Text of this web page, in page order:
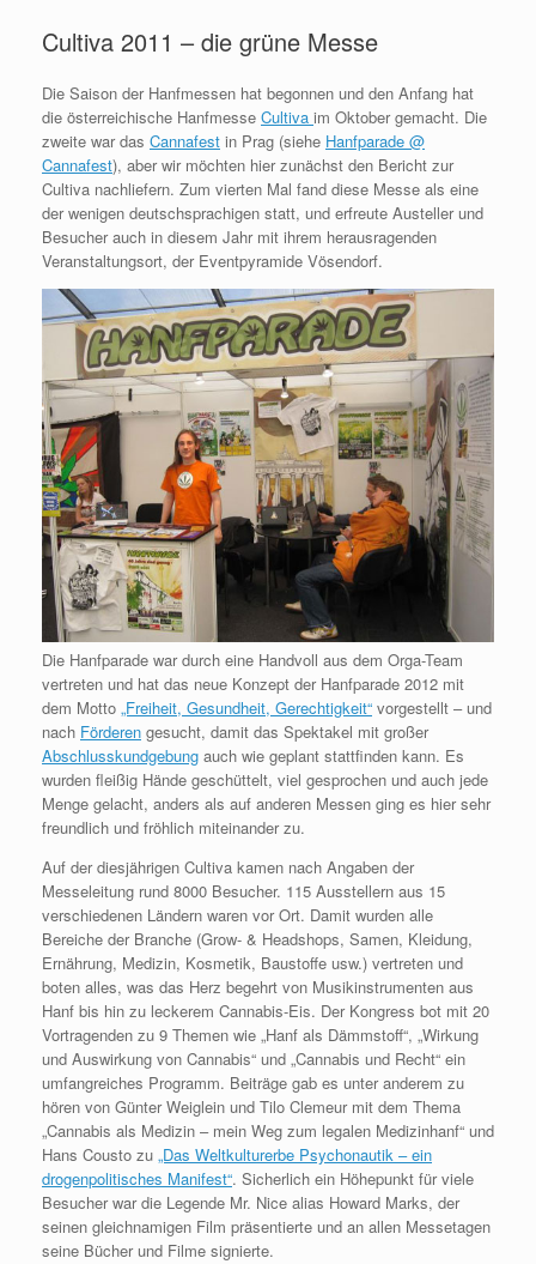
Cultiva 2011 – die grüne Messe
Die Saison der Hanfmessen hat begonnen und den Anfang hat
die österreichische Hanfmesse Cultiva im Oktober gemacht. Die
zweite war das Cannafest in Prag (siehe Hanfparade @
Cannafest), aber wir möchten hier zunächst den Bericht zur
Cultiva nachliefern. Zum vierten Mal fand diese Messe als eine
der wenigen deutschsprachigen statt, und erfreute Austeller und
Besucher auch in diesem Jahr mit ihrem herausragenden
Veranstaltungsort, der Eventpyramide Vösendorf.
Die Hanfparade war durch eine Handvoll aus dem Orga-Team
vertreten und hat das neue Konzept der Hanfparade 2012 mit
dem Motto „Freiheit, Gesundheit, Gerechtigkeit“ vorgestellt – und
nach Förderen gesucht, damit das Spektakel mit großer
Abschlusskundgebung auch wie geplant stattfinden kann. Es
wurden fleißig Hände geschüttelt, viel gesprochen und auch jede
Menge gelacht, anders als auf anderen Messen ging es hier sehr
freundlich und fröhlich miteinander zu.
Auf der diesjährigen Cultiva kamen nach Angaben der
Messeleitung rund 8000 Besucher. 115 Ausstellern aus 15
verschiedenen Ländern waren vor Ort. Damit wurden alle
Bereiche der Branche (Grow- & Headshops, Samen, Kleidung,
Ernährung, Medizin, Kosmetik, Baustoffe usw.) vertreten und
boten alles, was das Herz begehrt von Musikinstrumenten aus
Hanf bis hin zu leckerem Cannabis-Eis. Der Kongress bot mit 20
Vortragenden zu 9 Themen wie „Hanf als Dämmstoff“, „Wirkung
und Auswirkung von Cannabis“ und „Cannabis und Recht“ ein
umfangreiches Programm. Beiträge gab es unter anderem zu
hören von Günter Weiglein und Tilo Clemeur mit dem Thema
„Cannabis als Medizin – mein Weg zum legalen Medizinhanf“ und
Hans Cousto zu „Das Weltkulturerbe Psychonautik – ein
drogenpolitisches Manifest“. Sicherlich ein Höhepunkt für viele
Besucher war die Legende Mr. Nice alias Howard Marks, der
seinen gleichnamigen Film präsentierte und an allen Messetagen
seine Bücher und Filme signierte.